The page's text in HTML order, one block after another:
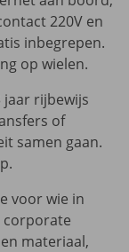
220V en
inbegrepen.
op wielen.
jaar rijbewijs
of
samen gaan.
voor wie in
corporate
materiaal,